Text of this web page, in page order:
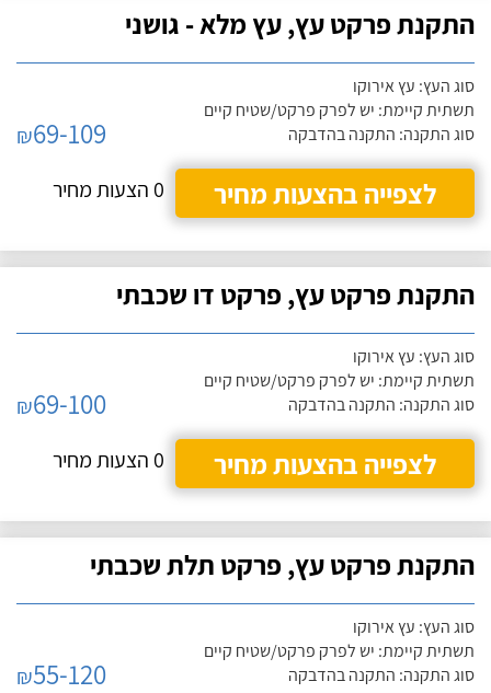
התקנת פרקט עץ, עץ מלא - גושני
סוג העץ: עץ אירוקו
תשתית קיימת: יש לפרק פרקט/שטיח קיים
סוג התקנה: התקנה בהדבקה
₪69-109
לצפייה בהצעות מחיר
0 הצעות מחיר
התקנת פרקט עץ, פרקט דו שכבתי
סוג העץ: עץ אירוקו
תשתית קיימת: יש לפרק פרקט/שטיח קיים
סוג התקנה: התקנה בהדבקה
₪69-100
לצפייה בהצעות מחיר
0 הצעות מחיר
התקנת פרקט עץ, פרקט תלת שכבתי
סוג העץ: עץ אירוקו
תשתית קיימת: יש לפרק פרקט/שטיח קיים
סוג התקנה: התקנה בהדבקה
₪55-120